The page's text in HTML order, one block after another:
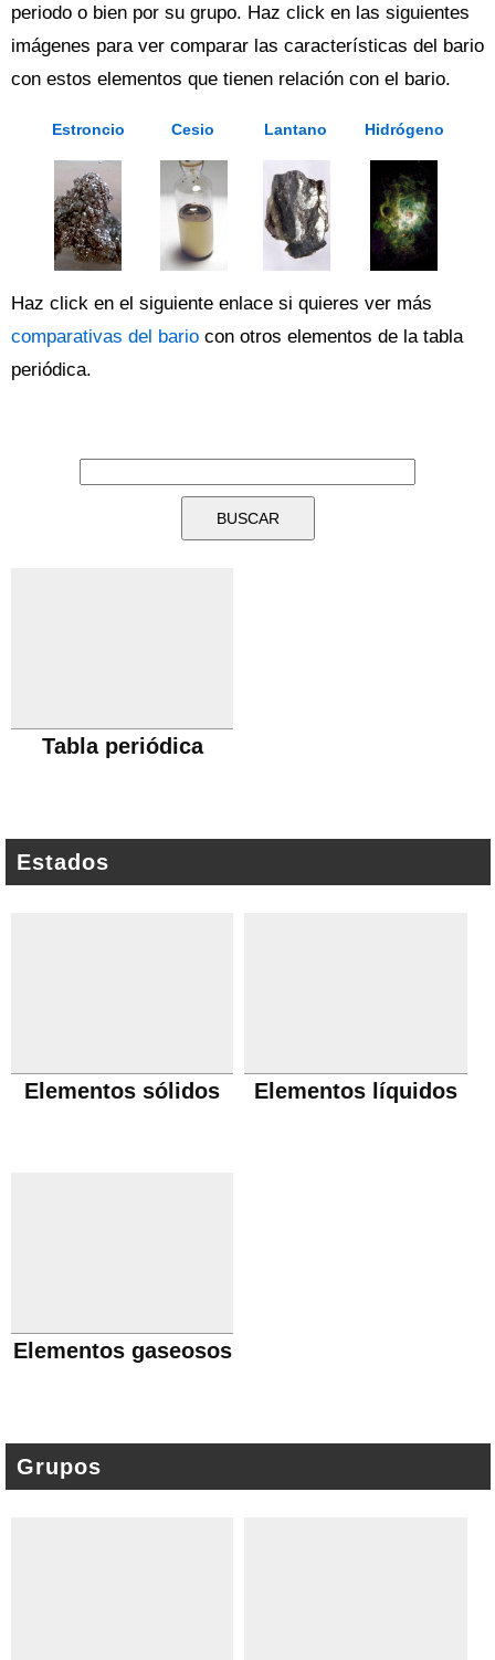
periodo o bien por su grupo. Haz click en las siguientes
imágenes para ver comparar las características del bario
con estos elementos que tienen relación con el bario.
Estroncio Cesio Lantano Hidrógeno
Haz click en el siguiente enlace si quieres ver más
comparativas del bario con otros elementos de la tabla
periódica.
Tabla periódica
Estados
Elementos sólidos Elementos líquidos
Elementos gaseosos
Grupos